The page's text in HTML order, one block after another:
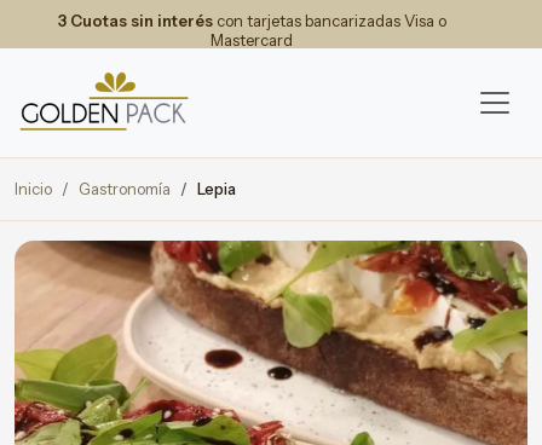
3 Cuotas sin interéscon tarjetas bancarizadas Visa o
Mastercard
Inicio Gastronomía Lepia